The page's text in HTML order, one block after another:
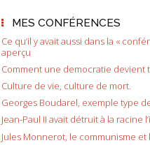
MES CONFÉRENCES
Ce qu’il y avait aussi dans la «
aperçu
Comment une democratie devient
Culture de vie, culture de mort.
Georges Boudarel, exemple type
Jean-Paul II avait détruit à la racine
Jules Monnerot, le communisme et